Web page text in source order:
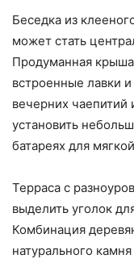
Беседка из
может стать
Продуманная
встроенные лавки
вечерних чаепитий
установить
батареях для
Терраса с
выделить уголок
Комбинация
натурального